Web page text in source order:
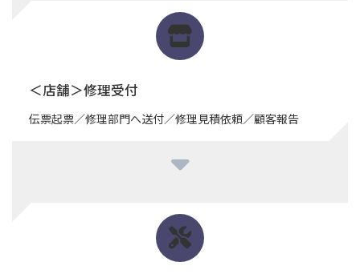
＜店舗＞修理受付
伝票起票／修理部門へ送付／修理見積依頼／顧客報告